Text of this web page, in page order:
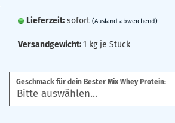
Lieferzeit: sofort (Ausland abweichend)
Versandgewicht:1 kg je Stück
Geschmack für dein Bester Mix Whey Protein: